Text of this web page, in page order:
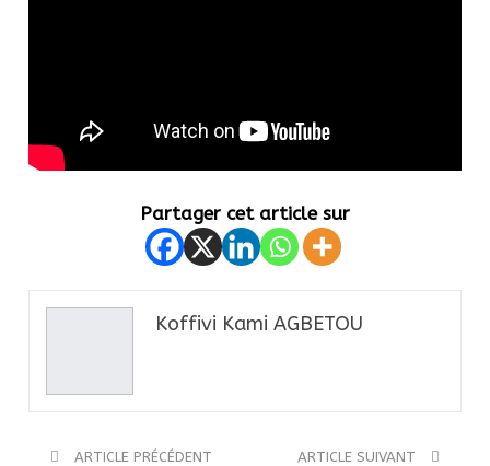
Partager cet article sur
Koffivi Kami AGBETOU
ARTICLE PRÉCÉDENT ARTICLE SUIVANT